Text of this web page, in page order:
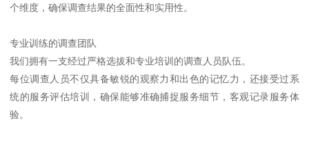
个维度，确保调查结果的全面性和实用性。
专业训练的调查团队
我们拥有一支经过严格选拔和专业培训的调查人员队伍。
每位调查人员不仅具备敏锐的观察力和出色的记忆力，还接受过系
统的服务评估培训，确保能够准确捕捉服务细节，客观记录服务体
验。